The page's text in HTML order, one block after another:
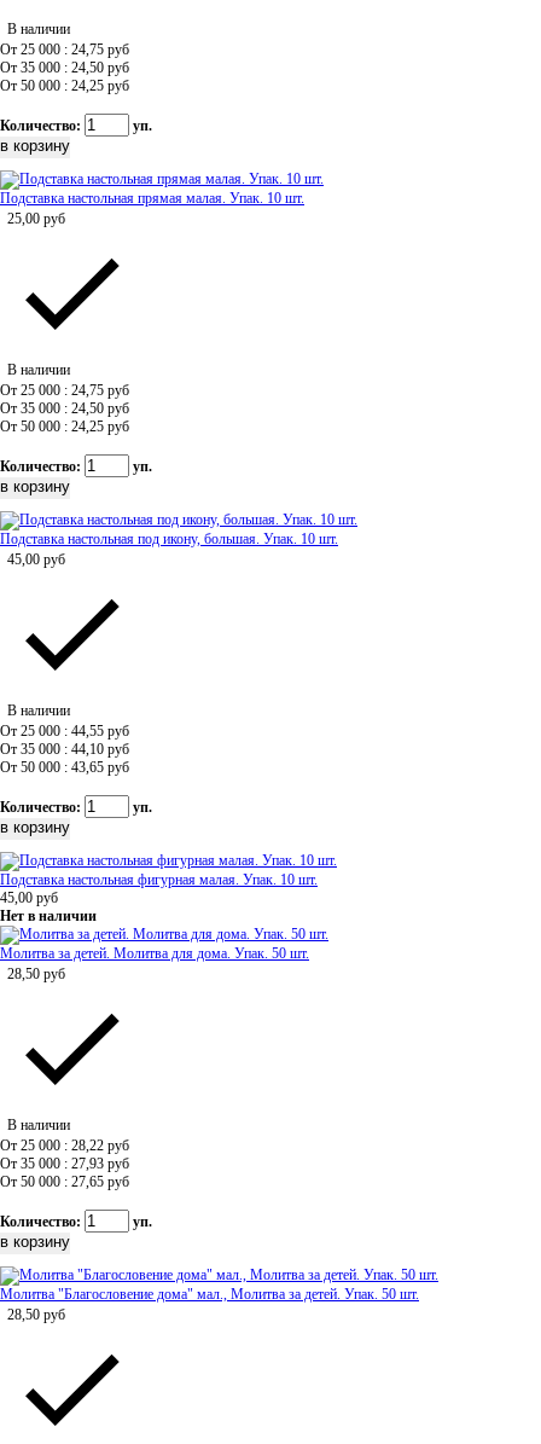
В наличии
От 25 000 : 24,75 руб
От 35 000 : 24,50 руб
От 50 000 : 24,25 руб
Количество: уп.
Подставка настольная прямая малая. Упак. 10 шт.
25,00 руб
В наличии
От 25 000 : 24,75 руб
От 35 000 : 24,50 руб
От 50 000 : 24,25 руб
Количество: уп.
Подставка настольная под икону, большая. Упак. 10 шт.
45,00 руб
В наличии
От 25 000 : 44,55 руб
От 35 000 : 44,10 руб
От 50 000 : 43,65 руб
Количество: уп.
Подставка настольная фигурная малая. Упак. 10 шт.
45,00 руб
Нет в наличии
Молитва за детей. Молитва для дома. Упак. 50 шт.
28,50 руб
В наличии
От 25 000 : 28,22 руб
От 35 000 : 27,93 руб
От 50 000 : 27,65 руб
Количество: уп.
Молитва "Благословение дома" мал., Молитва за детей. Упак. 50 шт.
28,50 руб